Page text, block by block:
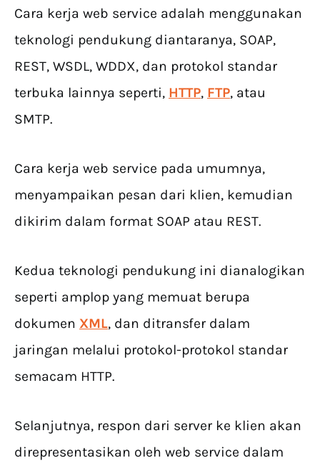
Cara kerja web service adalah menggunakan
teknologi pendukung diantaranya, SOAP,
REST, WSDL, WDDX, dan protokol standar
terbuka lainnya seperti, HTTP, FTP, atau
SMTP.
Cara kerja web service pada umumnya,
menyampaikan pesan dari klien, kemudian
dikirim dalam format SOAP atau REST.
Kedua teknologi pendukung ini dianalogikan
seperti amplop yang memuat berupa
dokumen XML, dan ditransfer dalam
jaringan melalui protokol-protokol standar
semacam HTTP.
Selanjutnya, respon dari server ke klien akan
direpresentasikan oleh web service dalam